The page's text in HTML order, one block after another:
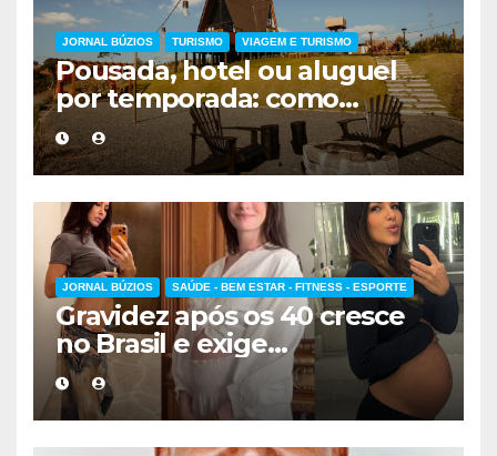
JORNAL BÚZIOS TURISMO VIAGEM E TURISMO
Pousada, hotel ou aluguel
por temporada: como
escolher a melhor
hospedagem
JORNAL BÚZIOS SAÚDE - BEM ESTAR - FITNESS - ESPORTE
Gravidez após os 40 cresce
no Brasil e exige
acompanhamento médico
mais cuidadoso